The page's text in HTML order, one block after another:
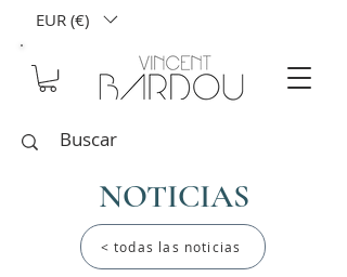
EUR (€)
NOTICIAS
< todas las noticias